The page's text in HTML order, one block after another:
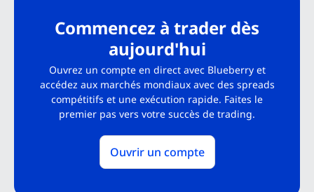
Commencez à trader dès
aujourd'hui
Ouvrez un compte en direct avec Blueberry et
accédez aux marchés mondiaux avec des spreads
compétitifs et une exécution rapide. Faites le
premier pas vers votre succès de trading.
Ouvrir un compte